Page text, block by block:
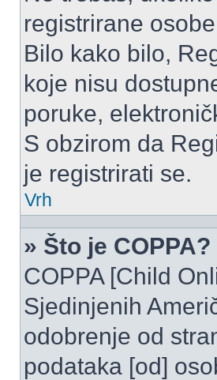
registrirane
Bilo kako bilo,
koje nisu
poruke,
S obzirom da
je registrirati se.
Vrh
» Što je COPPA?
COPPA [Child
Sjedinjenih
odobrenje od
podataka [od]